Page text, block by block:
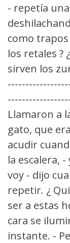
- repetía
como trapos
los retales ?
sirven los
Llamaron a
gato, que
acudir
la escalera, -
voy - dijo
repetir. ¿
ser a estas
cara se
instante. -